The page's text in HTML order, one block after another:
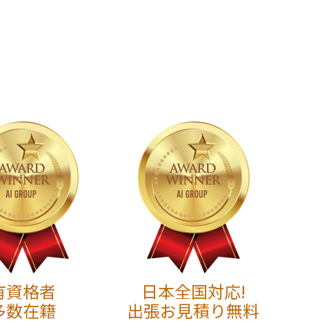
資格者
数在籍
日本全国対応!
出張お見積り無料